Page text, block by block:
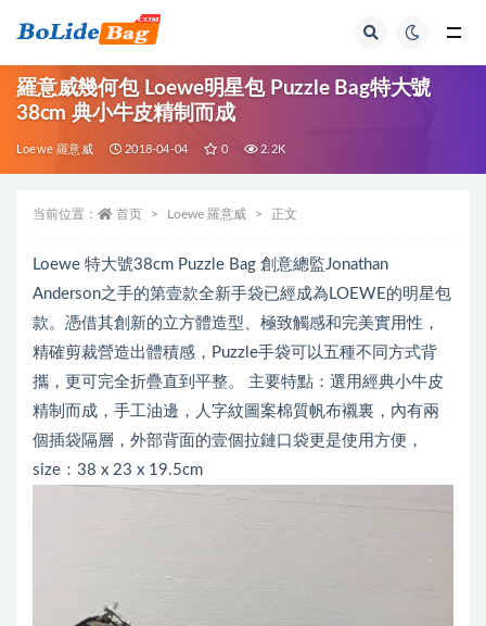
羅意威幾何包 Loewe明星包 Puzzle Bag特大號
38cm 典小牛皮精制而成
Loewe 羅意威 2018-04-04 0 2.2K
当前位置： 首页 Loewe 羅意威 正文
Loewe 特大號38cm Puzzle Bag 創意總監Jonathan
Anderson之手的第壹款全新手袋已經成為LOEWE的明星包
款。憑借其創新的立方體造型、極致觸感和完美實用性，
精確剪裁營造出體積感，Puzzle手袋可以五種不同方式背
攜，更可完全折疊直到平整。 主要特點：選用經典小牛皮
精制而成，手工油邊，人字紋圖案棉質帆布襯裏，內有兩
個插袋隔層，外部背面的壹個拉鏈口袋更是使用方便，
size：38 x 23 x 19.5cm